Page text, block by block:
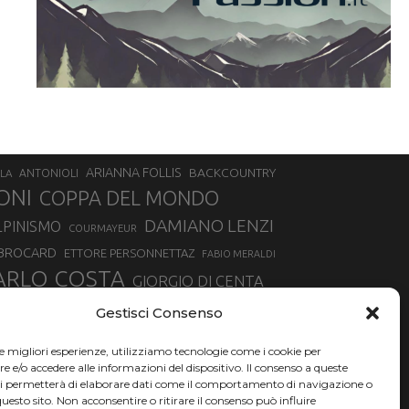
Gestisci Consenso
migliori esperienze, utilizziamo tecnologie come i cookie per
e/o accedere alle informazioni del dispositivo. Il consenso a queste
permetterà di elaborare dati come il comportamento di navigazione o
sito. Non acconsentire o ritirare il consenso può influire
ANTONIOLI ARIANNA FOLLIS
BACKCOUNTRY
COPPA DEL MONDO
COURMAYEUR DAMIANO LENZI
ETTORE PERSONNETTAZ FABIO MERALDI
COSTA GIORGIO DI CENTA
LUCA MATTEOTTI MADONNA DI CAMPIGLIO
NAZIONALE DI SCIALPINISMO NORVEGIA
PSL RAFFAELLA TEMPESTA